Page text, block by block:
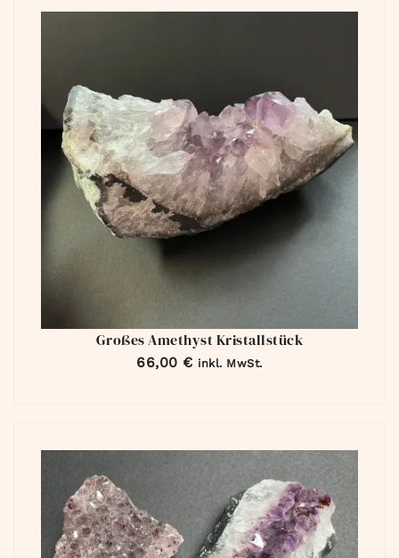
Großes Amethyst Kristallstück
66,00 € inkl. MwSt.